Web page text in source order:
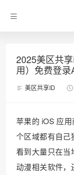
2025美区共
用）免费登
美区共享ID
苹果的 iOS 应
个区域都有自己
看到大量只在当
动漫相关软件，